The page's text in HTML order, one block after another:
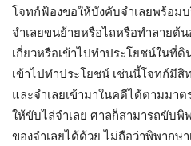
โจทก์ฟ้องขอให้บังคับจำเลยพร้อม
จำเลยขนย้ายหรือไถหรือทำลายต้น
เกี่ยวหรือเข้าไปทำประโยชน์ในที่
เข้าไปทำประโยชน์ เช่นนี้โจทก์มีสิ
และจำเลยเข้ามาในคดีได้ตามมา
ให้ขับไล่จำเลย ศาลก็สามารถขับ
ของจำเลยได้ด้วย ไม่ถือว่าพิพากษ